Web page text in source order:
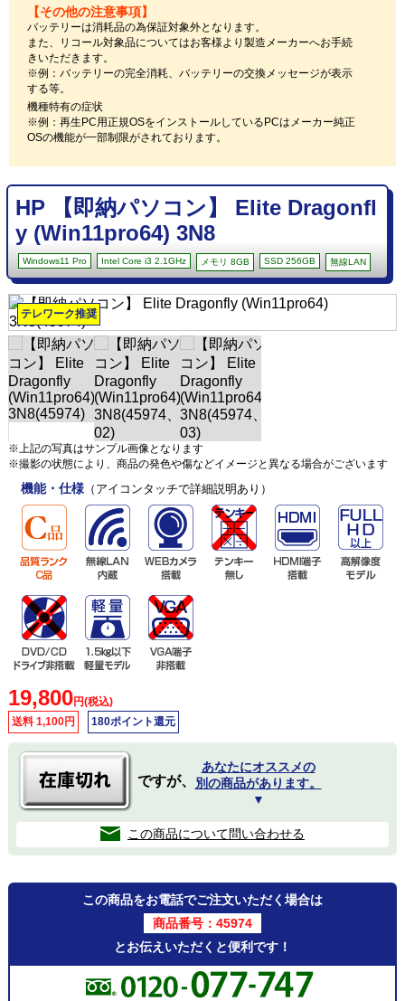
【その他の注意事項】
バッテリーは消耗品の為保証対象外となります。
また、リコール対象品についてはお客様より製造メーカーへお手続
きいただきます。
※例：バッテリーの完全消耗、バッテリーの交換メッセージが表示
する等。
機種特有の症状
※例：再生PC用正規OSをインストールしているPCはメーカー純正
OSの機能が一部制限がされております。
HP 【即納パソコン】 Elite Dragonfl
y (Win11pro64) 3N8
Windows11 Pro Intel Core i3 2.1GHz メモリ 8GB SSD 256GB 無線LAN
テレワーク推奨
※上記の写真はサンプル画像となります
※撮影の状態により、商品の発色や傷などイメージと異なる場合がございます
機能・仕様（アイコンタッチで詳細説明あり）
19,800円(税込)
送料 1,100円
180ポイント還元
ですが、
あなたにオススメの
別の商品があります。
▼
この商品について問い合わせる
この商品をお電話でご注文いただく場合は
商品番号：45974
とお伝えいただくと便利です！